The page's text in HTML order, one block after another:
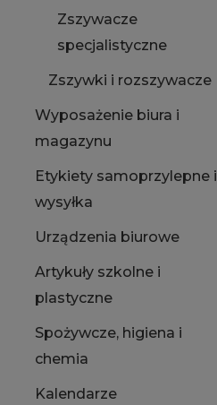
Zszywacze
specjalistyczne
Zszywki i rozszywacze
Wyposażenie biura i
magazynu
Etykiety samoprzylepne i
wysyłka
Urządzenia biurowe
Artykuły szkolne i
plastyczne
Spożywcze, higiena i
chemia
Kalendarze